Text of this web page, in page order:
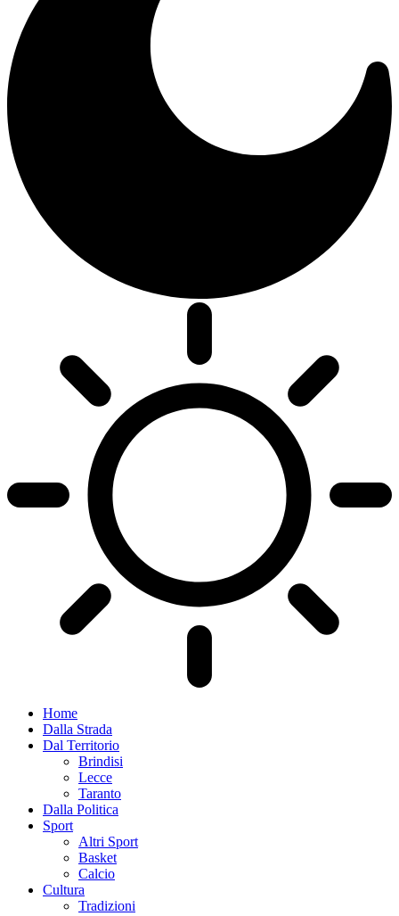
Home
Dalla Strada
Dal Territorio
Brindisi
Lecce
Taranto
Dalla Politica
Sport
Altri Sport
Basket
Calcio
Cultura
Tradizioni